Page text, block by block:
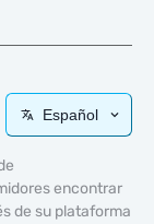
Español
encontrar
de su plataforma